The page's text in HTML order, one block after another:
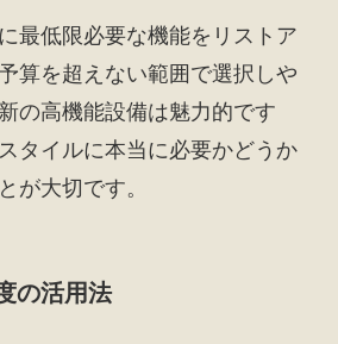
最低限必要な機能をリストア
算を超えない範囲で選択しや
の高機能設備は魅力的です
タイルに本当に必要かどうか
が大切です。
の活用法